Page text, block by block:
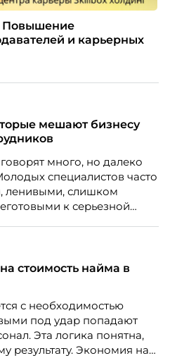
Повышение
и карьерных
мешают бизнесу
много, но далеко
специалистов часто
ленивыми, слишком
к серьезной
Марина Ускова,
персонала
разбирает самые
мешают
сильных
стоимость найма в
с необходимостью
под удар попадают
Эта логика понятна,
результату. Экономия на